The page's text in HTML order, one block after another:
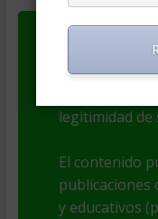
Este artículo
autor(a) es
legitimidad
El contenido
publicaciones
y educativos